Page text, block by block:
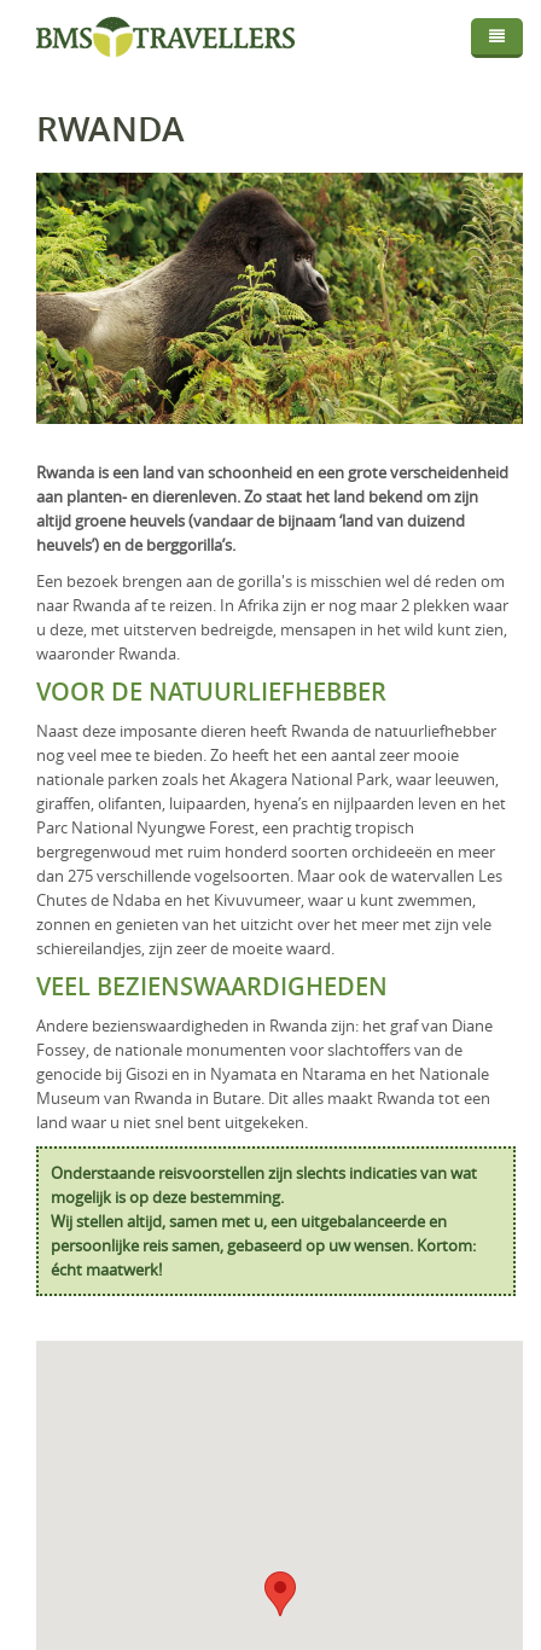
Thema
Fly In Safari
Privé Rondreis
Self-Drive
Strandvakantie
Huwelijksreis
Foto Safari
Golfreis
Wellness Reizen
Familiereis
Afrika
Botswana
Kenia
Madagaskar
Malawi
Mozambique
Namibië
Rwanda
Tanzania
Zambia
Centraal Azië
Kirgistan
Europa
IJsland
Italië
Indische Oceaan
Malediven
Mauritius
Réunion
Seychellen
Midden Oosten
Oman
Saudi-Arabië
Verenigde Arabische Emiraten
Routes
Droomreis
Info
Over BMS-Travellers
Reizen Met De Experts
Reisvoorwaarden En Privacyverklaring
Vaccinaties
Verzekeringen
Visa & Travel Authorisation
Map
Login
RWANDA
Rwanda is een land van schoonheid en een grote verscheidenheid
aan planten- en dierenleven. Zo staat het land bekend om zijn
altijd groene heuvels (vandaar de bijnaam ‘land van duizend
heuvels’) en de berggorilla’s.
Een bezoek brengen aan de gorilla's is misschien wel dé reden om
naar Rwanda af te reizen. In Afrika zijn er nog maar 2 plekken waar
u deze, met uitsterven bedreigde, mensapen in het wild kunt zien,
waaronder Rwanda.
VOOR DE NATUURLIEFHEBBER
Naast deze imposante dieren heeft Rwanda de natuurliefhebber
nog veel mee te bieden. Zo heeft het een aantal zeer mooie
nationale parken zoals het Akagera National Park, waar leeuwen,
giraffen, olifanten, luipaarden, hyena’s en nijlpaarden leven en het
Parc National Nyungwe Forest, een prachtig tropisch
bergregenwoud met ruim honderd soorten orchideeën en meer
dan 275 verschillende vogelsoorten. Maar ook de watervallen Les
Chutes de Ndaba en het Kivuvumeer, waar u kunt zwemmen,
zonnen en genieten van het uitzicht over het meer met zijn vele
schiereilandjes, zijn zeer de moeite waard.
VEEL BEZIENSWAARDIGHEDEN
Andere bezienswaardigheden in Rwanda zijn: het graf van Diane
Fossey, de nationale monumenten voor slachtoffers van de
genocide bij Gisozi en in Nyamata en Ntarama en het Nationale
Museum van Rwanda in Butare. Dit alles maakt Rwanda tot een
land waar u niet snel bent uitgekeken.
Onderstaande reisvoorstellen zijn slechts indicaties van wat
mogelijk is op deze bestemming.
Wij stellen altijd, samen met u, een uitgebalanceerde en
persoonlijke reis samen, gebaseerd op uw wensen. Kortom:
écht maatwerk!